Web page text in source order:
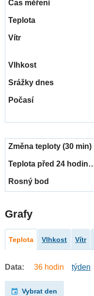
Grafy
Teplota Vlhkost Vítr
Data: 36 hodin týden
Vybrat den